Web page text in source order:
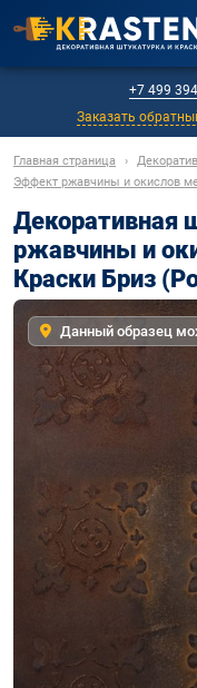
+7 499
Заказать
Главная страница ›
Эффект ржавчины и окислов
Декоративная
ржавчины и
Краски Бриз
Данный образец